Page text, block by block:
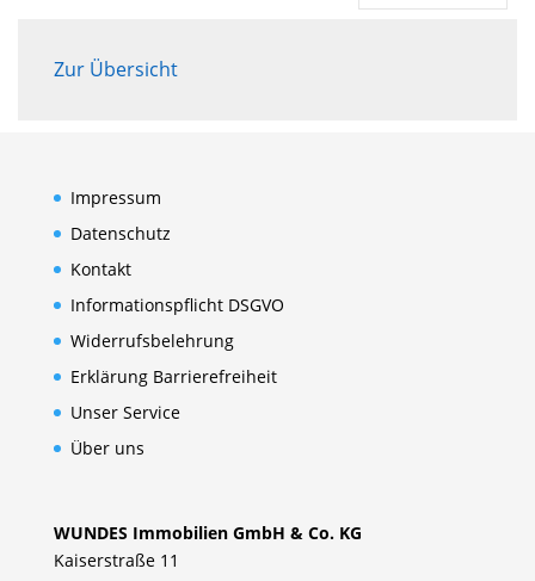
Zur Übersicht
Impressum
Datenschutz
Kontakt
Informationspflicht DSGVO
Widerrufsbelehrung
Erklärung Barrierefreiheit
Unser Service
Über uns
WUNDES Immobilien GmbH & Co. KG
Kaiserstraße 11